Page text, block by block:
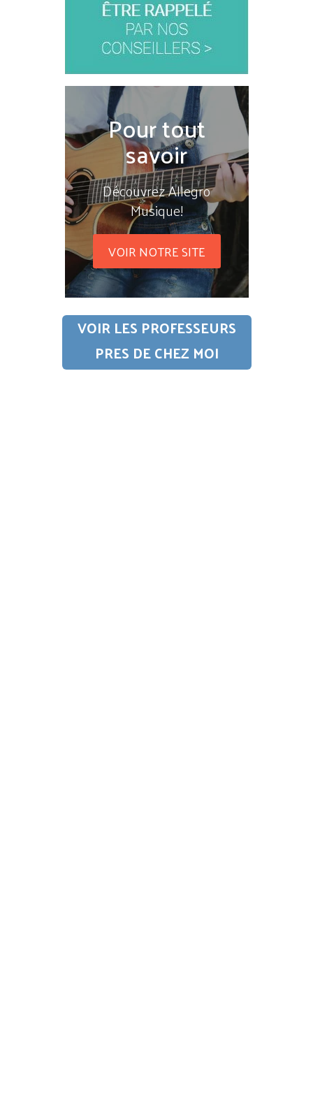
Pour tout
savoir
Découvrez Allegro
Musique!
VOIR NOTRE SITE
VOIR LES PROFESSEURS
PRES DE CHEZ MOI